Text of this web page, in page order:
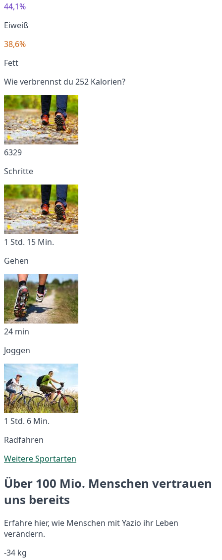
44,1%
Eiweiß
38,6%
Fett
Wie verbrennst du 252 Kalorien?
6329
Schritte
1 Std. 15 Min.
Gehen
24 min
Joggen
1 Std. 6 Min.
Radfahren
Weitere Sportarten
Über 100 Mio. Menschen vertrauen
uns bereits
Erfahre hier, wie Menschen mit Yazio ihr Leben
verändern.
-34 kg